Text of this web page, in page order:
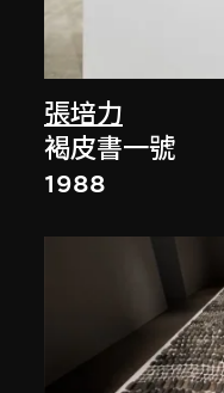
張培力
褐皮書一號
1988